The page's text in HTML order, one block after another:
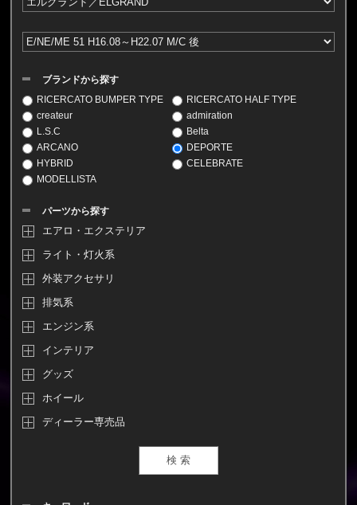
ブランドから探す
RICERCATO BUMPER TYPE
RICERCATO HALF TYPE
createur
admiration
L.S.C
Belta
ARCANO
DEPORTE
HYBRID
CELEBRATE
MODELLISTA
パーツから探す
エアロ・エクステリア
ライト・灯火系
外装アクセサリ
排気系
エンジン系
インテリア
グッズ
ホイール
ディーラー専売品